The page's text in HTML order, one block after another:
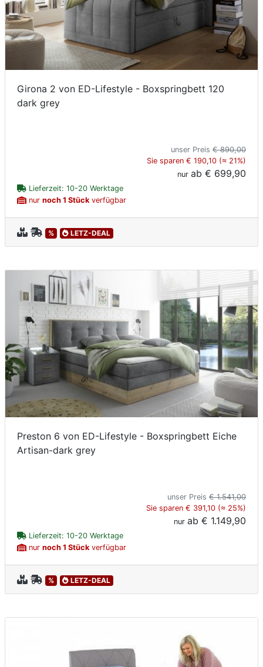
Girona 2 von ED-Lifestyle - Boxspringbett 120
dark grey
unser Preis € 890,00
Sie sparen € 190,10 (≈ 21%)
nur ab € 699,90
Lieferzeit: 10-20 Werktage
nur noch 1 Stückverfügbar
% LETZ-DEAL
Preston 6 von ED-Lifestyle - Boxspringbett Eiche
Artisan-dark grey
unser Preis € 1.541,00
Sie sparen € 391,10 (≈ 25%)
nur ab € 1.149,90
Lieferzeit: 10-20 Werktage
nur noch 1 Stückverfügbar
% LETZ-DEAL